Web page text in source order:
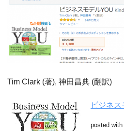
Tim Clark (著), 神田昌典 (翻訳)
ビジネ
posted with